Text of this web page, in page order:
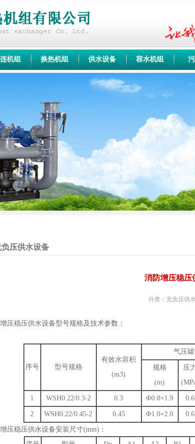
机组 换热机组 供水设备 容水机组
负压供水设备
消防增压稳压
分类：无负压供
压稳压供水设备型号规格及技术参数：
序号 型号规格
有效水容积
(m3)
气压罐
规格
(m)
压
1 WSH0.22/0.3-2 0.3 Ф0.8×1.9 0.6
2 WSH0.22/0.45-2 0.45 Ф1.0×2.0 0.6
压稳压供水设备安装尺寸(mm)：